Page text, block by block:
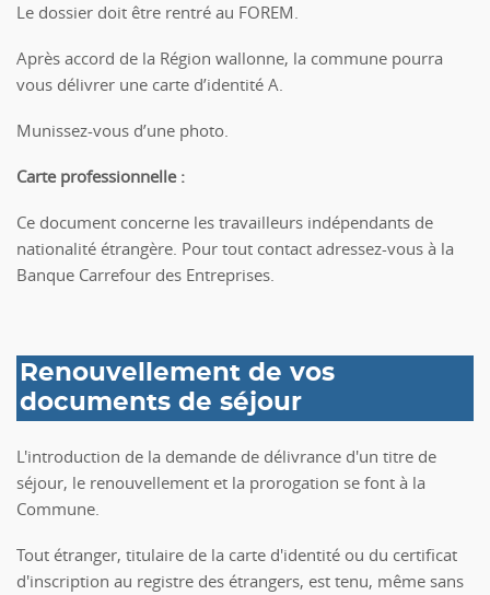
Le dossier doit être rentré au FOREM.
Après accord de la Région wallonne, la commune pourra
vous délivrer une carte d’identité A.
Munissez-vous d’une photo.
Carte professionnelle:
Ce document concerne les travailleurs indépendants de
nationalité étrangère. Pour tout contact adressez-vous à la
Banque Carrefour des Entreprises.
Renouvellement de vos
documents de séjour
L'introduction de la demande de délivrance d'un titre de
séjour, le renouvellement et la prorogation se font à la
Commune.
Tout étranger, titulaire de la carte d'identité ou du certificat
d'inscription au registre des étrangers, est tenu, même sans